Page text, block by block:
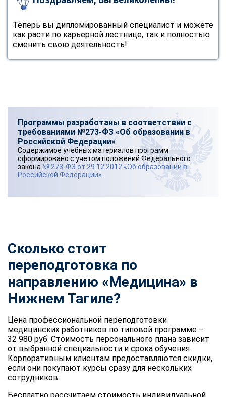
Теперь вы дипломированный специалист и можете
как расти по карьерной лестнице, так и полностью
сменить свою деятельность!
Программы разработаны в соответствии с
требованиями №273-ФЗ «Об образовании в
Российской Федерации»
Содержимое учебных материалов программ
сформировано с учетом положений Федерального
закона № 273-ФЗ от 29.12.2012 «Об образовании в
Российской Федерации»
Сколько стоит
переподготовка по
направлению «Медицина» в
Нижнем Тагиле?
Цена профессиональной переподготовки
медицинских работников по типовой программе –
32 980 руб. Стоимость персонального плана зависит
от выбранной специальности и срока обучения.
Корпоративным клиентам предоставляются скидки,
если они покупают курсы сразу для нескольких
сотрудников.